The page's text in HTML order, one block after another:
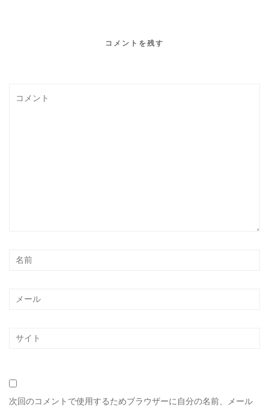
コメントを残す
次回のコメントで使用するためブラウザーに自分の名前、メール